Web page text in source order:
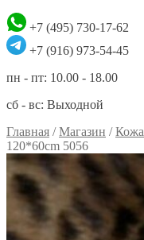
+7 (495) 730-17-62
+7 (916) 973-54-45
пн - пт: 10.00 - 18.00
сб - вс: Выходной
Главная /Магазин /Кожа
120*60cm 5056